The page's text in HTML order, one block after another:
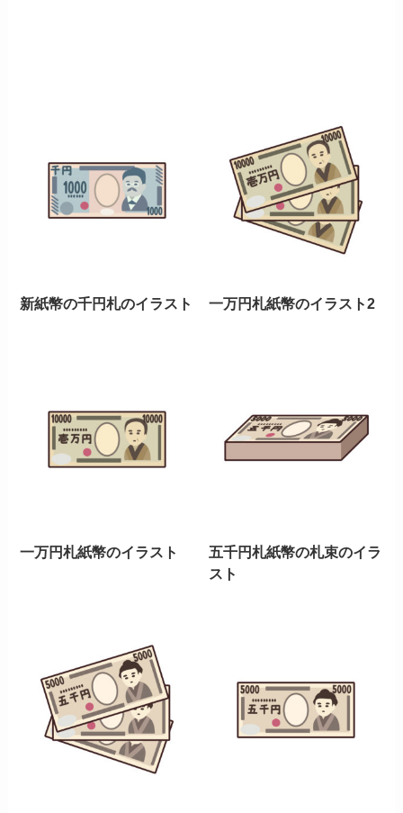
新紙幣の千円札のイラスト 一万円札紙幣のイラスト2
一万円札紙幣のイラスト
五千円札紙幣の札束のイラ
スト